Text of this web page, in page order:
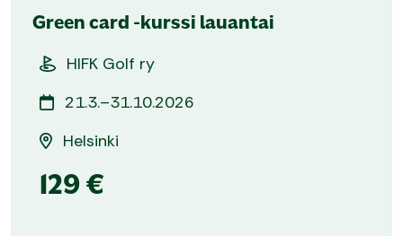
Green card -kurssi lauantai
HIFK Golf ry
21.3.–31.10.2026
Helsinki
129 €